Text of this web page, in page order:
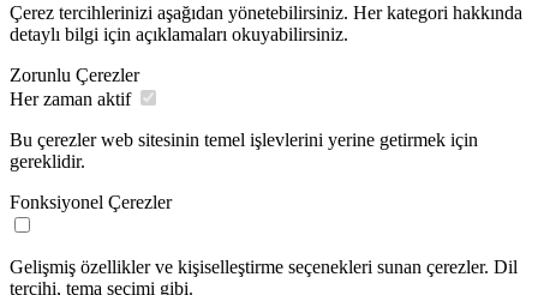
Çerez tercihlerinizi aşağıdan yönetebilirsiniz. Her kategori hakkında
detaylı bilgi için açıklamaları okuyabilirsiniz.
Zorunlu Çerezler
Her zaman aktif
Bu çerezler web sitesinin temel işlevlerini yerine getirmek için
gereklidir.
Fonksiyonel Çerezler
Gelişmiş özellikler ve kişiselleştirme seçenekleri sunan çerezler. Dil
tercihi, tema seçimi gibi.